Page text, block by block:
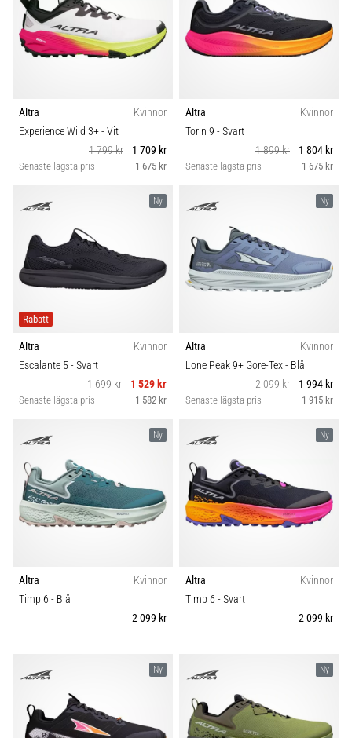
Altra
Kvinnor
Experience Wild 3+- Vit
1 799 kr
1 709 kr
Senaste lägsta pris 1 675 kr
Altra
Kvinnor
Torin 9 - Svart
1 899 kr
1 804 kr
Senaste lägsta pris 1 675 kr
Ny
Rabatt
Altra
Kvinnor
Escalante 5- Svart
1 699 kr
1 529 kr
Senaste lägsta pris 1 582 kr
Ny
Altra
Kvinnor
Lone Peak 9+ Gore-Tex- Blå
2 099 kr
1 994 kr
Senaste lägsta pris 1 915 kr
Ny
Altra
Kvinnor
Timp 6 - Blå
2 099 kr
Ny
Altra
Kvinnor
Timp 6 - Svart
2 099 kr
Ny Ny